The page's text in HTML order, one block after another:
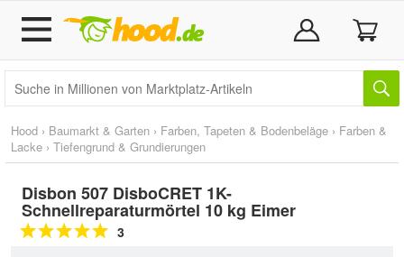
Hood › Baumarkt & Garten › Farben, Tapeten & Bodenbeläge › Farben &
Lacke › Tiefengrund & Grundierungen
Disbon 507 DisboCRET 1K-
Schnellreparaturmörtel 10 kg Eimer
3